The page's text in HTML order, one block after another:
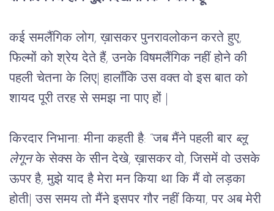
कई समलैंगिक लोग, ख़ासकर पुनरावलोकन करते हुए,
फिल्मों को श्रेय देते हैं, उनके विषमलैंगिक नहीं होने की
पहली चेतना के लिए| हालाँकि उस वक्त वो इस बात को
शायद पूरी तरह से समझ ना पाए हों
किरदार निभाना: मीना कहती है: “जब मैंने पहली बार ब्लू
लेगून के सेक्स के सीन देखे, ख़ासकर वो, जिसमें वो उसके
ऊपर है, मुझे याद है मेरा मन किया था कि मैं वो लड़का
होती उस समय तो मैंने इसपर गौर नहीं किया, पर अब मेरी